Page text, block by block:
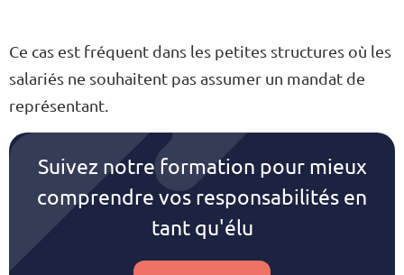
Ce cas est fréquent dans les petites structures où les
salariés ne souhaitent pas assumer un mandat de
représentant.
Suivez notre formation pour mieux
comprendre vos responsabilités en
tant qu'élu​